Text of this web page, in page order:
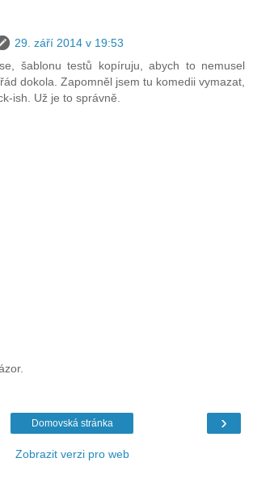
29. září 2014 v 19:53
šablonu testů kopíruju, abych to nemusel
dokola. Zapomněl jsem tu komedii vymazat,
ish. Už je to správně.
›
Domovská stránka
Zobrazit verzi pro web